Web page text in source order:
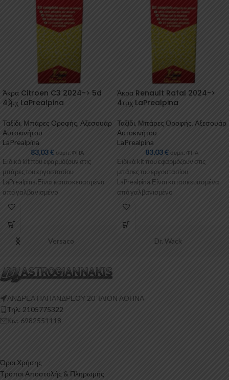
Άκρα Citroen C3 2024-> 5d
4τμχ LaPrealpina
Ταξίδι Μπάρες Οροφής Αξεσουάρ
Αυτοκινήτου
LaPrealpina
83,03€ συμπ. ΦΠΑ
Ειδικά kit που εφαρμόζουν στις
μπάρες του εργοστασίου
LaPrealpina.Είναι κατασκευασμένα
από γαλβανισμένo
μέταλλο.Παρέχονται με
λαστιχένιες προσθήκες
Άκρα Renault Rafal 2024->
4τμχ LaPrealpina
Ταξίδι, Μπάρες Οροφής, Αξεσουάρ
Αυτοκινήτου
LaPrealpina
83,03€ συμπ. ΦΠΑ
Ειδικά kit που εφαρμόζουν στις
μπάρες του εργοστασίου
LaPrealpina.Είναι κατασκευασμένα
από γαλβανισμένo
μέταλλο.Παρέχονται με
λαστιχένιες προσθήκες
Versaco Dr. Wack
ΑΝΔΡΕΑ ΠΑΠΑΝΔΡΕΟΥ 20 ‘ΙΛΙΟΝ ΑΘΗΝΑ
Τηλ: 2105775322
Κιν: 6982551118
Όροι Χρήσης
Τρόποι Αποστολής & Πληρωμής